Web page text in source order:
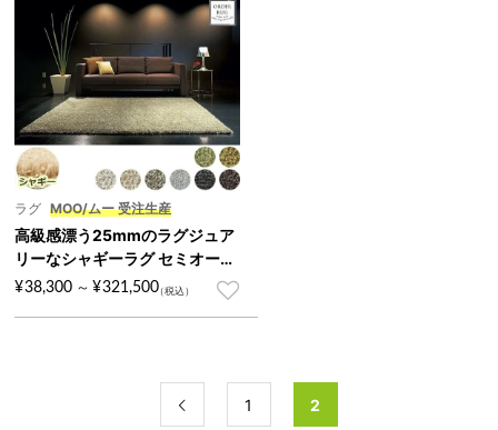
ラグ MOO/ムー 受注生産
高級感漂う25mmのラグジュア
リーなシャギーラグ セミオーダ
ー『MOO/ムー』
¥38,300 ～ ¥321,500
 1 2